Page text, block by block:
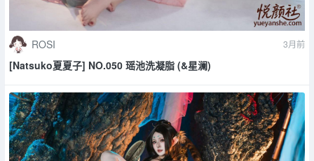
ROSI 3月前
[Natsuko夏夏子] NO.050 瑶池洗凝脂 (&星澜)